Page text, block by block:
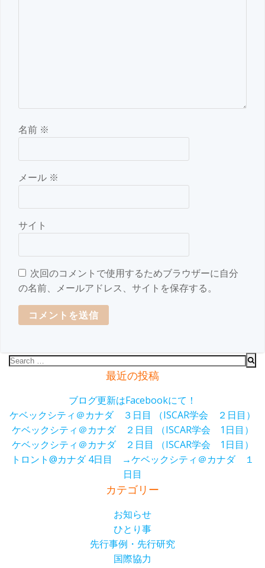
名前 ※
メール ※
サイト
次回のコメントで使用するためブラウザーに自分
の名前、メールアドレス、サイトを保存する。
Search
最近の投稿
ブログ更新はFacebookにて！
ケベックシティ＠カナダ ３日目 （ISCAR学会 ２日目）
ケベックシティ＠カナダ ２日目 （ISCAR学会 1日目）
ケベックシティ＠カナダ ２日目 （ISCAR学会 1日目）
トロント@カナダ 4日目 →ケベックシティ＠カナダ １
日目
カテゴリー
お知らせ
ひとり事
先行事例・先行研究
国際協力